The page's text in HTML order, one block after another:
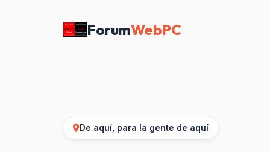
ForumWebPC
De aquí, para la gente de aquí